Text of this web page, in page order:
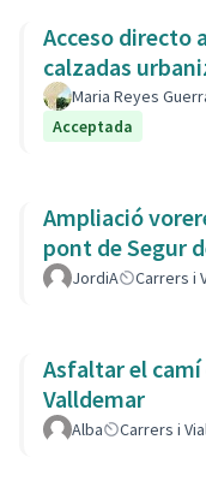
Acceso directo
calzadas
Maria Reyes
Acceptada
Ampliació
pont de Segur
JordiA Carrers i
Asfaltar el
Valldemar
Alba Carrers i